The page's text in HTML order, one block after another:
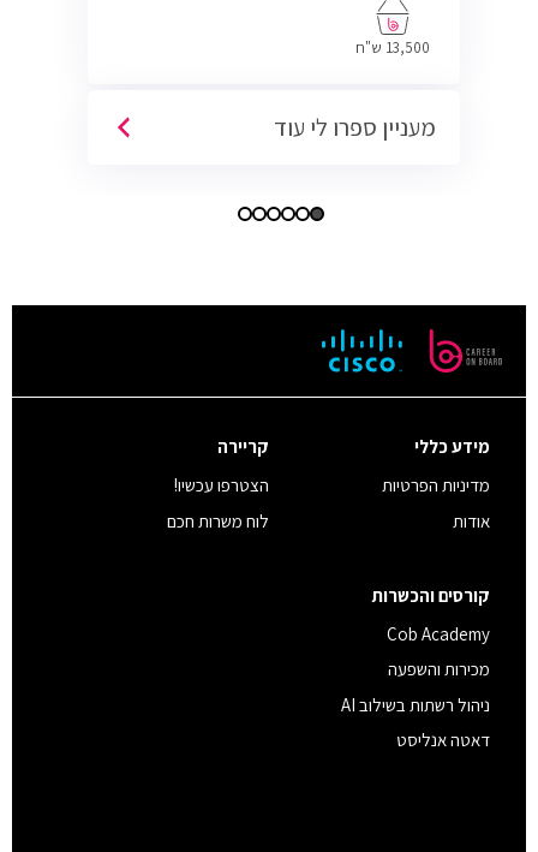
13,500 ש"ח
מעניין ספרו לי עוד
מידע כללי
מדיניות הפרטיות
אודות
קריירה
הצטרפו עכשיו!
לוח משרות חכם
קורסים והכשרות
Cob Academy
מכירות והשפעה
ניהול רשתות בשילוב AI
דאטה אנליסט